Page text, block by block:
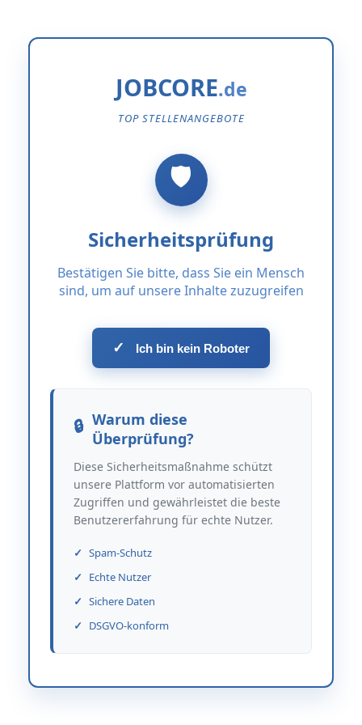
JOBCORE
TOP STELLENANGEBOTE
Sicherheitsprüfung
Bestätigen Sie bitte, dass Sie ein Mensch
sind, um auf unsere Inhalte zuzugreifen
✓ Ich bin kein Roboter
Warum diese
Überprüfung?
Diese Sicherheitsmaßnahme schützt
unsere Plattform vor automatisierten
Zugriffen und gewährleistet die beste
Benutzererfahrung für echte Nutzer.
Spam-Schutz
Echte Nutzer
Sichere Daten
DSGVO-konform